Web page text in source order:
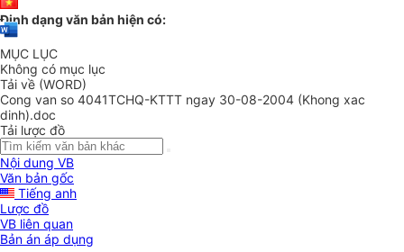
Định dạng văn bản hiện có:
MỤC LỤC
Không có mục lục
Tải về (WORD)
Cong van so 4041TCHQ-KTTT ngay 30-08-2004 (Khong xac
dinh).doc
Tải lược đồ
Nội dung VB
Văn bản gốc
Tiếng anh
Lược đồ
VB liên quan
Bản án áp dụng